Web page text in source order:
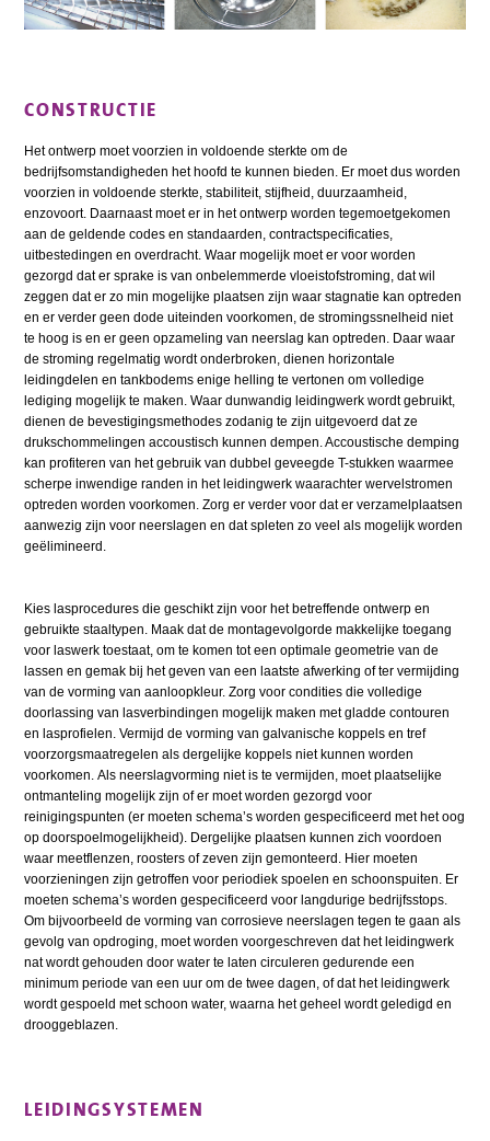
CONSTRUCTIE
Het ontwerp moet voorzien in voldoende sterkte om de
bedrijfsomstandigheden het hoofd te kunnen bieden. Er moet dus worden
voorzien in voldoende sterkte, stabiliteit, stijfheid, duurzaamheid,
enzovoort. Daarnaast moet er in het ontwerp worden tegemoetgekomen
aan de geldende codes en standaarden, contractspecificaties,
uitbestedingen en overdracht. Waar mogelijk moet er voor worden
gezorgd dat er sprake is van onbelemmerde vloeistofstroming, dat wil
zeggen dat er zo min mogelijke plaatsen zijn waar stagnatie kan optreden
en er verder geen dode uiteinden voorkomen, de stromingssnelheid niet
te hoog is en er geen opzameling van neerslag kan optreden. Daar waar
de stroming regelmatig wordt onderbroken, dienen horizontale
leidingdelen en tankbodems enige helling te vertonen om volledige
lediging mogelijk te maken. Waar dunwandig leidingwerk wordt gebruikt,
dienen de bevestigingsmethodes zodanig te zijn uitgevoerd dat ze
drukschommelingen accoustisch kunnen dempen. Accoustische demping
kan profiteren van het gebruik van dubbel geveegde T-stukken waarmee
scherpe inwendige randen in het leidingwerk waarachter wervelstromen
optreden worden voorkomen. Zorg er verder voor dat er verzamelplaatsen
aanwezig zijn voor neerslagen en dat spleten zo veel als mogelijk worden
geëlimineerd.
Kies lasprocedures die geschikt zijn voor het betreffende ontwerp en
gebruikte staaltypen. Maak dat de montagevolgorde makkelijke toegang
voor laswerk toestaat, om te komen tot een optimale geometrie van de
lassen en gemak bij het geven van een laatste afwerking of ter vermijding
van de vorming van aanloopkleur. Zorg voor condities die volledige
doorlassing van lasverbindingen mogelijk maken met gladde contouren
en lasprofielen. Vermijd de vorming van galvanische koppels en tref
voorzorgsmaatregelen als dergelijke koppels niet kunnen worden
voorkomen. Als neerslagvorming niet is te vermijden, moet plaatselijke
ontmanteling mogelijk zijn of er moet worden gezorgd voor
reinigingspunten (er moeten schema’s worden gespecificeerd met het oog
op doorspoelmogelijkheid). Dergelijke plaatsen kunnen zich voordoen
waar meetflenzen, roosters of zeven zijn gemonteerd. Hier moeten
voorzieningen zijn getroffen voor periodiek spoelen en schoonspuiten. Er
moeten schema’s worden gespecificeerd voor langdurige bedrijfsstops.
Om bijvoorbeeld de vorming van corrosieve neerslagen tegen te gaan als
gevolg van opdroging, moet worden voorgeschreven dat het leidingwerk
nat wordt gehouden door water te laten circuleren gedurende een
minimum periode van een uur om de twee dagen, of dat het leidingwerk
wordt gespoeld met schoon water, waarna het geheel wordt geledigd en
drooggeblazen.
LEIDINGSYSTEMEN